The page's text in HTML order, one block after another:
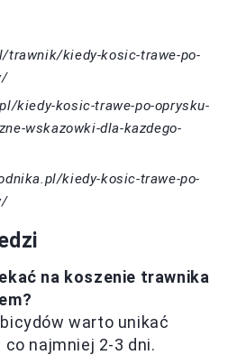
trawnik/kiedy-kosic-trawe-po-
kiedy-kosic-trawe-po-oprysku-
wskazowki-dla-kazdego-
kiedy-kosic-trawe-po-
na koszenie trawnika
warto unikać
najmniej 2-3 dni.